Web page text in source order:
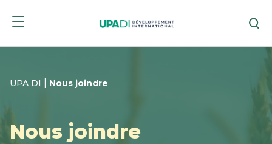
au
au
UPA DI Nous joindre
Nous joindre